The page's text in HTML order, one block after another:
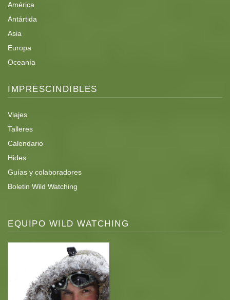
América
Antártida
Asia
Europa
Oceanía
IMPRESCINDIBLES
Viajes
Talleres
Calendario
Hides
Guías y colaboradores
Boletin Wild Watching
EQUIPO WILD WATCHING